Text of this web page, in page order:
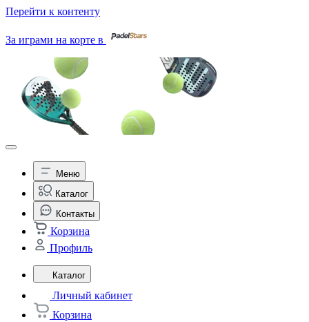
Перейти к контенту
За играми на корте в
Меню
Каталог
Контакты
Корзина
Профиль
Каталог
Личный кабинет
Корзина